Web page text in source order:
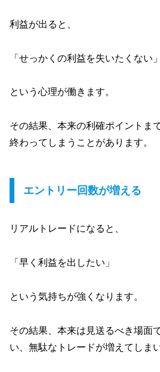
利益が出ると、
「せっかくの利益を失いたくない」
という心理が働きます。
その結果、本来の利確ポイントま
終わってしまうことがあります。
エントリー回数が増える
リアルトレードになると、
「早く利益を出したい」
という気持ちが強くなります。
その結果、本来は見送るべき場面
い、無駄なトレードが増えてしま